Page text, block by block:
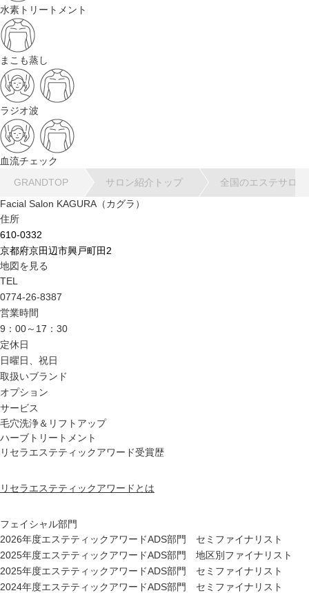
水素トリートメント
まこも蒸し
ラジオ波
血流チェック
GRANDTOP
サロン紹介トップ
全国のエステサロ
Facial Salon KAGURA（カグラ）
住所
610-0332
京都府京田辺市興戸町田2
地図を見る
TEL
0774-26-8387
営業時間
9：00～17：30
定休日
日曜日、祝日
取扱いブランド
オプション
サービス
毛穴洗浄＆リフトアップ
ハーブトリートメント
リセラエステティックアワード受賞歴
リセラエステティックアワードとは
フェイシャル部門
2026年度エステティックアワードADS部門 セミファイナリスト
2025年度エステティックアワードADS部門 地区別ファイナリスト
2025年度エステティックアワードADS部門 セミファイナリスト
2024年度エステティックアワードADS部門 セミファイナリスト